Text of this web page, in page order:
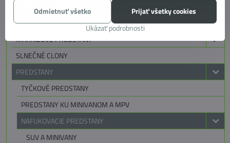
MARKÍZY, PREDSTANY, KOBERCE
MARKÍZY
MARKÍZOVE PREDSTANY
SLNEČNÉ CLONY
PREDSTANY
TYČKOVÉ PREDSTANY
PREDSTANY KU MINIVANOM A MPV
NAFUKOVACIE PREDSTANY
SUV A MINIVANY
Ukázať podrobnosti
Prijať všetky cookies
Odmietnuť všetko